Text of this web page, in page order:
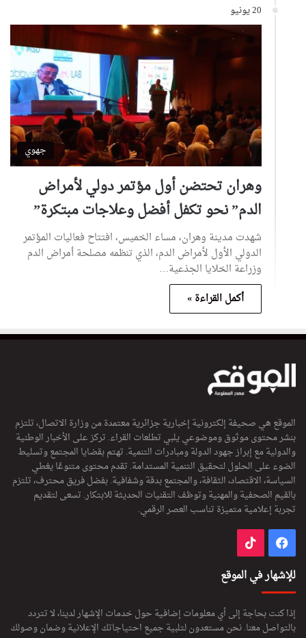
20 يونيو
جهوي
وهران تحتضن أول مؤتمر دولي لأمراض
الدم” نحو تكفل أفضل وعلاجات مبتكرة”
شهدت مدينة وهران، مساء الخميس، افتتاح فعاليات المؤتمر
الدولي الأول لأمراض الدم، الذي تنظمه مصلحة أمراض الدم
وزراعة الخلايا الجذعية…
أكمل القراءة »
الموقع هي صحيفة إلكترونية إخبارية جزائرية معتمدة من وزارة الاتصال، تلتزم
بنشر محتوى موثوق وموضوعي يلبي تطلعات القراء. تركز على الأخبار الوطنية
والدولية مع إبراز جهود الدولة ومبادرات التنمية. تهتم بقضايا المجتمع وتسليط
الضوء على الحلول لتحقيق التنمية المستدامة. تقدم محتوى متنوعًا يغطي
السياسة، الاقتصاد، الثقافة، والمجتمع بدقة وشفافية. بفضل فريق محترف، تلتزم
بالقيم الصحفية والمهنية وتوظف التقنيات الحديثة للابتكار. تسعى لتقديم
تجربة إعلامية متميزة تناسب العصر الرقمي.
فيسبوك
للإشهار في الموقع
إذا كنت بحاجة إلى أي معلومات إضافية حول خدمات الإشهار لدينا، لا تتردد
بالتواصل معنا. نحن مستعدون لتلبية جميع احتياجاتك الإعلانية وضمان وصولك